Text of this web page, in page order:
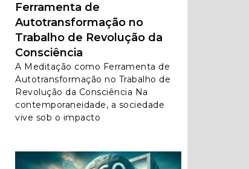
Ferramenta de
Autotransformação no
Trabalho de Revolução da
Consciência
A Meditação como Ferramenta de
Autotransformação no Trabalho de
Revolução da Consciência Na
contemporaneidade, a sociedade
vive sob o impacto